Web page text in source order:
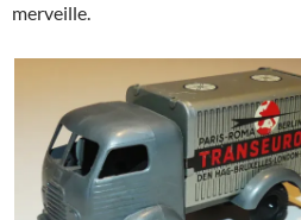
merveille.